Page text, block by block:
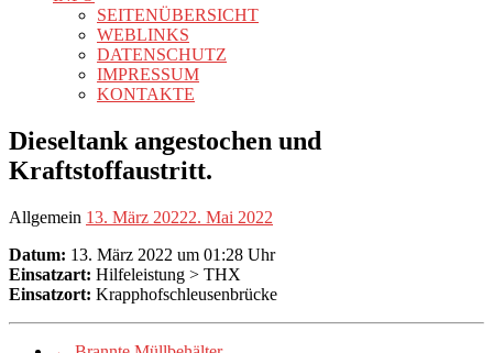
SEITENÜBERSICHT
WEBLINKS
DATENSCHUTZ
IMPRESSUM
KONTAKTE
Dieseltank angestochen und
Kraftstoffaustritt.
Allgemein 13. März 20222. Mai 2022
Datum: 13. März 2022 um 01:28 Uhr
Einsatzart: Hilfeleistung > THX
Einsatzort: Krapphofschleusenbrücke